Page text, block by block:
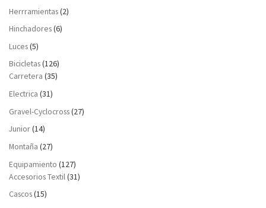
Herrramientas(2)
Hinchadores(6)
Luces(5)
Bicicletas(126)
Carretera (35)
Electrica (31)
Gravel-Cyclocross(27)
Junior(14)
Montaña (27)
Equipamiento (127)
Accesorios Textil (31)
Cascos(15)